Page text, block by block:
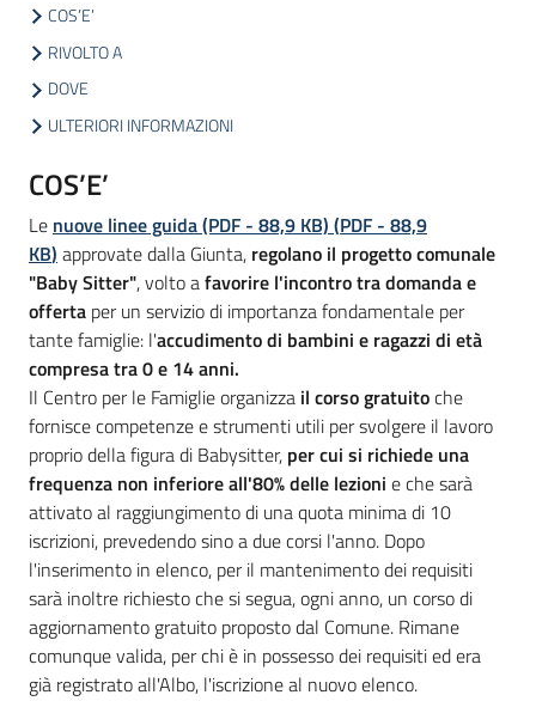
Newsletter
COS’E’
RIVOLTO A
DOVE
ULTERIORI INFORMAZIONI
COS’E’
Le nuove linee guida (PDF - 88,9 KB) (PDF - 88,9
KB) approvate dalla Giunta, regolano il progetto comunale
"Baby Sitter", volto afavorire l'incontro tra domanda e
offerta per un servizio di importanza fondamentale per
tante famiglie: l'accudimento di bambini e ragazzi di età
compresa tra 0 e 14 anni.
Il Centro per le Famiglie organizza il corso gratuitoche
fornisce competenze e strumenti utili per svolgere il lavoro
proprio della figura di Babysitter, per cui si richiede una
frequenza non inferiore all'80% delle lezioni e che sarà
attivato al raggiungimento di una quota minima di 10
iscrizioni, prevedendo sino a due corsi l'anno. Dopo
l'inserimento in elenco, per il mantenimento dei requisiti
sarà inoltre richiesto che si segua, ogni anno, un corso di
aggiornamento gratuito proposto dal Comune. Rimane
comunque valida, per chi è in possesso dei requisiti ed era
già registrato all'Albo, l'iscrizione al nuovo elenco.